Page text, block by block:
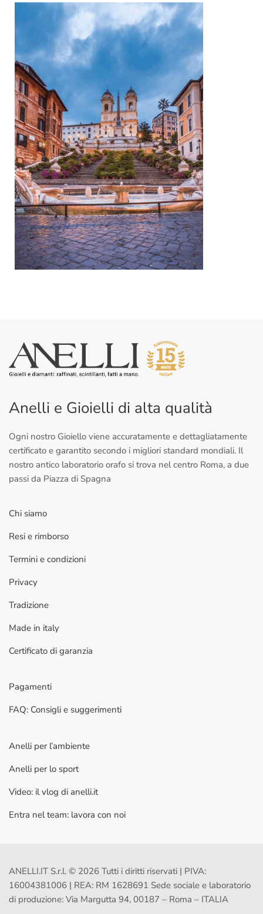
Anelli e Gioielli di alta qualità
Ogni nostro Gioiello viene accuratamente e dettagliatamente
certificato e garantito secondo i migliori standard mondiali. Il
nostro antico laboratorio orafo si trova nel centro Roma, a due
passi da Piazza di Spagna
Chi siamo
Resi e rimborso
Termini e condizioni
Privacy
Tradizione
Made in italy
Certificato di garanzia
Pagamenti
FAQ: Consigli e suggerimenti
Anelli per l’ambiente
Anelli per lo sport
Video: il vlog di anelli.it
Entra nel team: lavora con noi
ANELLI.IT S.r.l. © 2026 Tutti i diritti riservati | PIVA:
16004381006 | REA: RM 1628691 Sede sociale e laboratorio
di produzione: Via Margutta 94, 00187 – Roma – ITALIA